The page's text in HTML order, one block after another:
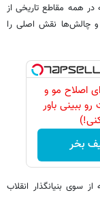
در همه مقاطع تاریخی از
و چالش‌ها نقش اصلی را
اصلاح مو و
ببینی باور
بخر
سوی بنیانگذار انقلاب